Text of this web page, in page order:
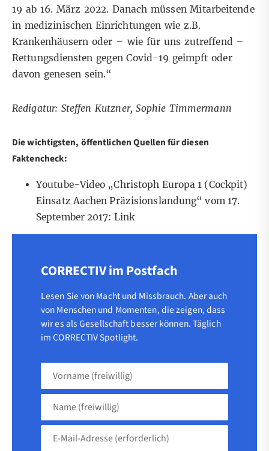
19 ab 16. März 2022. Danach müssen Mitarbeitende
in medizinischen Einrichtungen wie z.B.
Krankenhäusern oder – wie für uns zutreffend –
Rettungsdiensten gegen Covid-19 geimpft oder
davon genesen sein.“
Redigatur: Steffen Kutzner, Sophie Timmermann
Die wichtigsten, öffentlichen Quellen für diesen
Faktencheck:
Youtube-Video „Christoph Europa 1 (Cockpit)
Einsatz Aachen Präzisionslandung“ vom 17.
September 2017: Link
CORRECTIV im Postfach
Lesen Sie von Macht und Missbrauch. Aber auch
von Menschen und Momenten, die zeigen, dass
wir es als Gesellschaft besser können. Täglich
im CORRECTIV Spotlight.
Vorname
Name
(freiwillig)